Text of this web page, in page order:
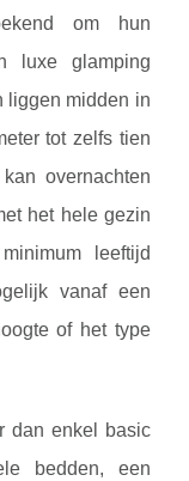
om hun
luxe glamping
liggen midden in
tot zelfs tien
overnachten
het hele gezin
leeftijd
vanaf een
of het type
dan enkel basic
bedden, een